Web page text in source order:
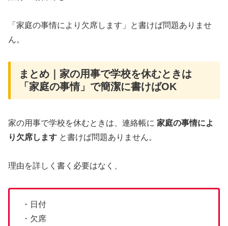
「家庭の事情により欠席します」と書けば問題ありませ
ん。
まとめ｜家の用事で学校を休むときは
「家庭の事情」で簡潔に書けばOK
家の用事で学校を休むときは、連絡帳に 家庭の事情によ
り欠席します と書けば問題ありません。
理由を詳しく書く必要はなく、
・日付
・欠席